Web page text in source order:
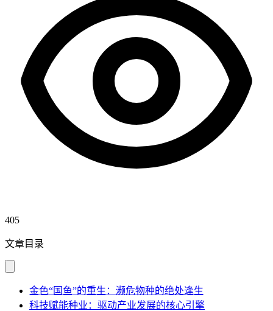
405
文章目录
金色“国鱼”的重生：濒危物种的绝处逢生
科技赋能种业：驱动产业发展的核心引擎